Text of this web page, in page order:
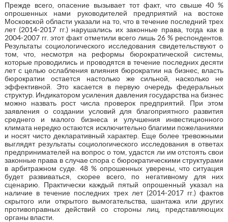
Прежде всего, опасение вызывает тот факт, что свыше 40 %
опрошенных нами руководителей предприятий на востоке
Московской области указали на то, что в течение последний трех
лет (2014-2017 гг.) нарушались их законные права, тогда как в
2004-2007 гг. этот факт отметили всего лишь 26 % респондентов.
Результаты социологического исследования свидетельствуют о
том, что, несмотря на реформы бюрократической системы,
которые проводились и проводятся в течение последних десяти
лет с целью ослабления влияния бюрократии на бизнес, власть
бюрократии остается настолько же сильной, насколько не
эффективной. Это касается в первую очередь федеральных
структур. Индикатором усиления давления государства на бизнес
можно назвать рост числа проверок предприятий. При этом
заявления о создании условий для благоприятного развития
среднего и малого бизнеса и улучшения инвестиционного
климата нередко остаются исключительно благими пожеланиями
и носят чисто декларативный характер. Еще более тревожными
выглядят результаты социологического исследования в ответах
предпринимателей на вопрос о том, удастся ли им отстоять свои
законные права в случае спора с бюрократическими структурами
в арбитражном суде. 48 % опрошенных уверены, что ситуация
будет развиваться, скорее всего, по негативному для них
сценарию. Практически каждый пятый опрошенный указал на
наличие в течение последних трех лет (2014-2017 гг.) фактов
скрытого или открытого вымогательства, шантажа или других
противоправных действий со стороны лиц, представляющих
органы власти.